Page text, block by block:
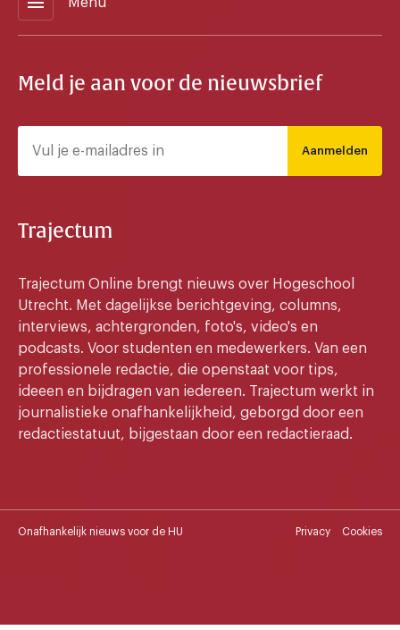
Meld je aan voor de nieuwsbrief
Aanmelden
Trajectum
Trajectum Online brengt nieuws over Hogeschool
Utrecht. Met dagelijkse berichtgeving, columns,
interviews, achtergronden, foto's, video's en
podcasts. Voor studenten en medewerkers. Van een
professionele redactie, die openstaat voor tips,
ideeen en bijdragen van iedereen. Trajectum werkt in
journalistieke onafhankelijkheid, geborgd door een
redactiestatuut, bijgestaan door een redactieraad.
Onafhankelijk nieuws voor de HU Privacy Cookies